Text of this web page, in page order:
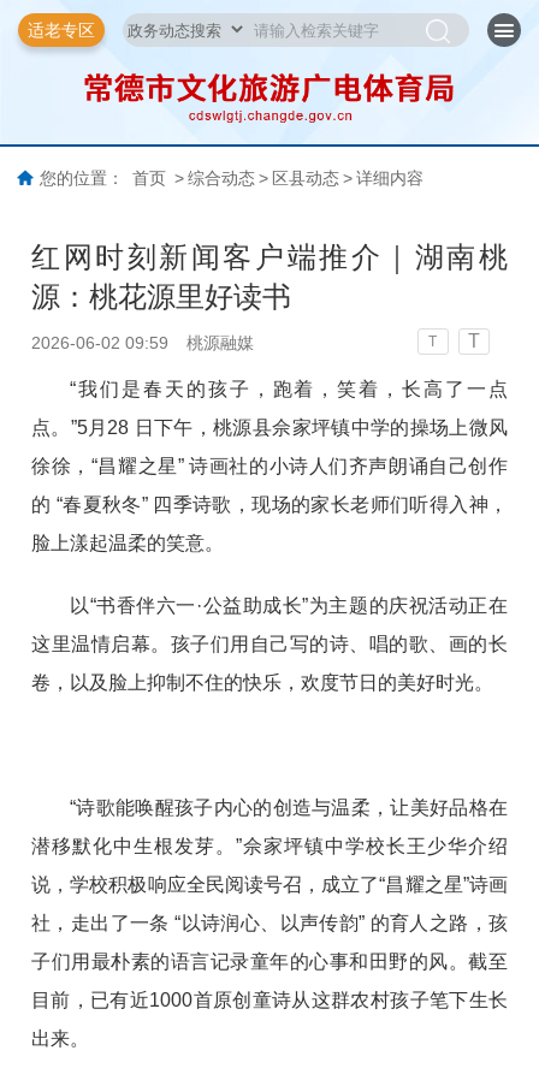
适老专区
您的位置： 首页 > 综合动态 > 区县动态 > 详细内容
红网时刻新闻客户端推介｜湖南桃
源：桃花源里好读书
2026-06-02 09:59 桃源融媒 T T
“我们是春天的孩子，跑着，笑着，长高了一点
点。”5月28 日下午，桃源县佘家坪镇中学的操场上微风
徐徐，“昌耀之星” 诗画社的小诗人们齐声朗诵自己创作
的 “春夏秋冬” 四季诗歌，现场的家长老师们听得入神，
脸上漾起温柔的笑意。
以“书香伴六一·公益助成长”为主题的庆祝活动正在
这里温情启幕。孩子们用自己写的诗、唱的歌、画的长
卷，以及脸上抑制不住的快乐，欢度节日的美好时光。
“诗歌能唤醒孩子内心的创造与温柔，让美好品格在
潜移默化中生根发芽。”佘家坪镇中学校长王少华介绍
说，学校积极响应全民阅读号召，成立了“昌耀之星”诗画
社，走出了一条 “以诗润心、以声传韵” 的育人之路，孩
子们用最朴素的语言记录童年的心事和田野的风。截至
目前，已有近1000首原创童诗从这群农村孩子笔下生长
出来。